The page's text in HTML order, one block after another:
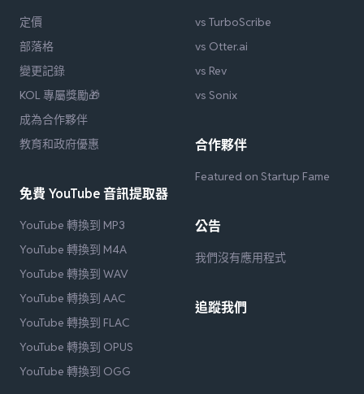
定價
部落格
變更記錄
KOL 專屬獎勵🎁
成為合作夥伴
教育和政府優惠
免費 YouTube 音訊提取器
YouTube 轉換到 MP3
YouTube 轉換到 M4A
YouTube 轉換到 WAV
YouTube 轉換到 AAC
YouTube 轉換到 FLAC
YouTube 轉換到 OPUS
YouTube 轉換到 OGG
vs TurboScribe
vs Otter.ai
vs Rev
vs Sonix
合作夥伴
Featured on Startup Fame
公告
我們沒有應用程式
追蹤我們